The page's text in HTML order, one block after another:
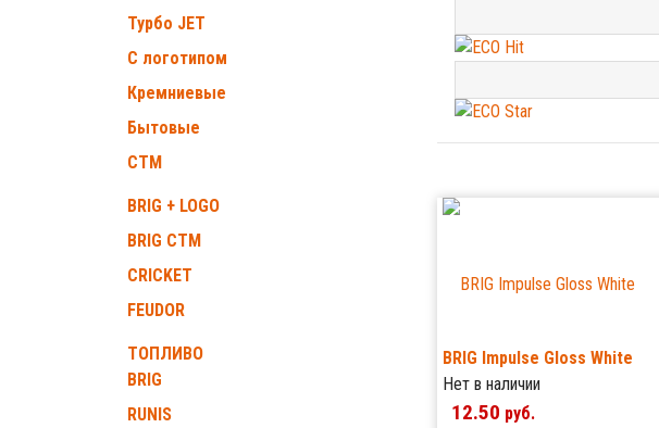
Турбо JET
С логотипом
Кремниевые
Бытовые
СТМ
BRIG + LOGO
BRIG СТМ
CRICKET
FEUDOR
ТОПЛИВО
BRIG
RUNIS
BRIG Impulse Gloss White
Нет в наличии
12.50 руб.